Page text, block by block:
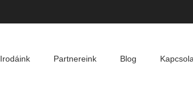
Irodáink Partnereink Blog